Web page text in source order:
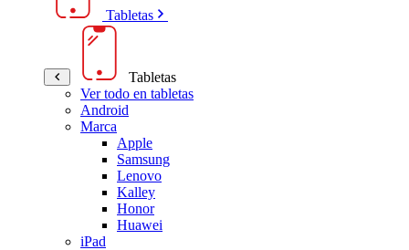
Tabletas
Tabletas
Ver todo en tabletas
Android
Marca
Apple
Samsung
Lenovo
Kalley
Honor
Huawei
iPad